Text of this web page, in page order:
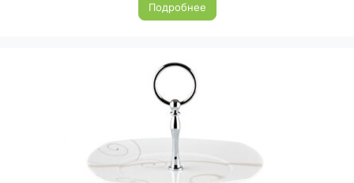
Подробнее